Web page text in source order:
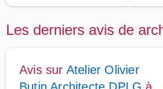
Les derniers avis de
Avis sur Atelier Olivier